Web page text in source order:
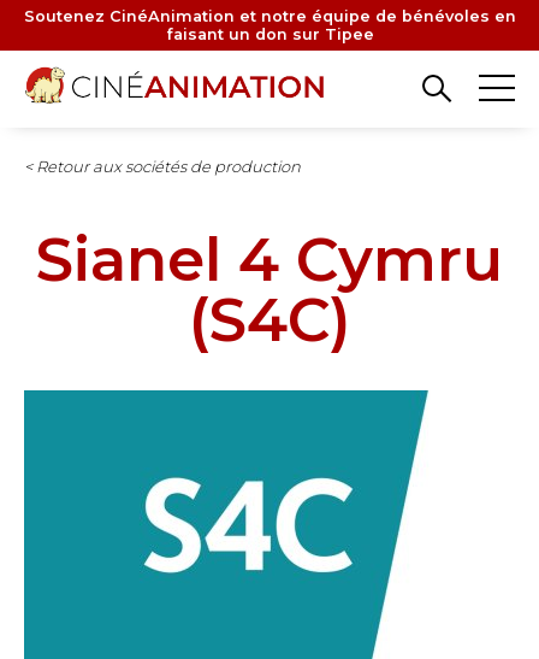
Aller
contenu
principal
Soutenez CinéAnimation et notre équipe de bénévoles en
faisant un don sur Tipee
< Retour aux sociétés de production
Sianel 4 Cymru
(S4C)